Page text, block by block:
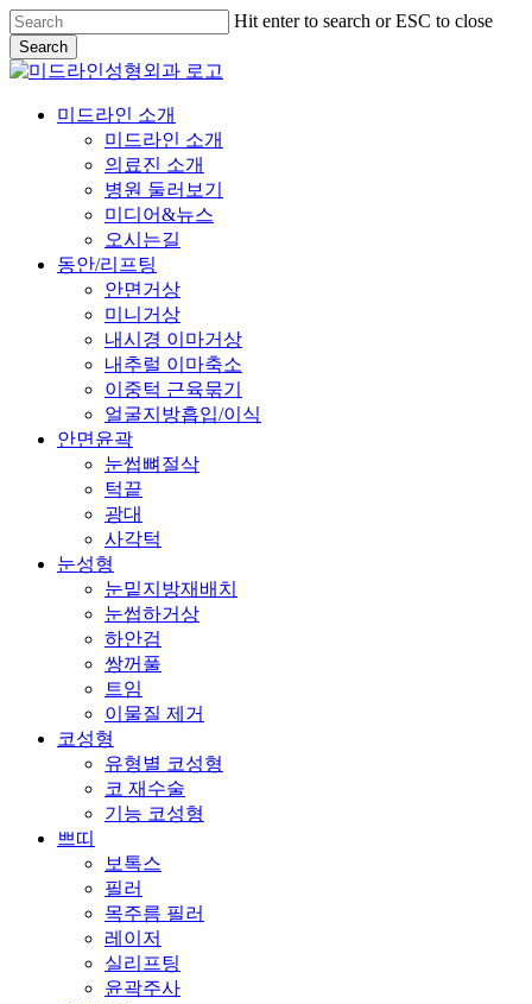
Skip
to
main
content
Hit enter to search or ESC to close
Search
Close
Menu
미드라인 소개
미드라인 소개
의료진 소개
병원 둘러보기
미디어&뉴스
오시는길
동안/리프팅
안면거상
미니거상
내시경 이마거상
내추럴 이마축소
이중턱 근육묶기
얼굴지방흡입/이식
안면윤곽
눈썹뼈절삭
턱끝
광대
사각턱
눈성형
눈밑지방재배치
눈썹하거상
하안검
쌍꺼풀
트임
이물질 제거
코성형
유형별 코성형
코 재수술
기능 코성형
쁘띠
보톡스
필러
목주름 필러
레이저
실리프팅
윤곽주사